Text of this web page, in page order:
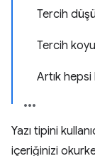
Tercih
Tercih
Artık
Yazı tipini
içeriğinizi